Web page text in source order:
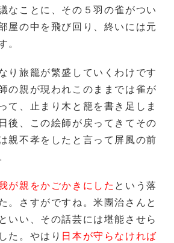
なことに、その５羽の雀がつい
屋の中を飛び回り、終いには元
。
り旅籠が繁盛していくわけです
の親が現われこのままでは雀が
て、止まり木と籠を書き足しま
後、この絵師が戻ってきてその
親不孝をしたと言って屏風の前
が親をかごかきにした という落
。さすがですね。米團治さんと
いい、その話芸には堪能させら
た。やはり 日本が守らなければ